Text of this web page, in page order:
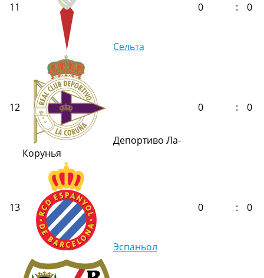
11
Сельта
0 : 0
12
Депортиво Ла-
Корунья
0 : 0
13
Эспаньол
0 : 0